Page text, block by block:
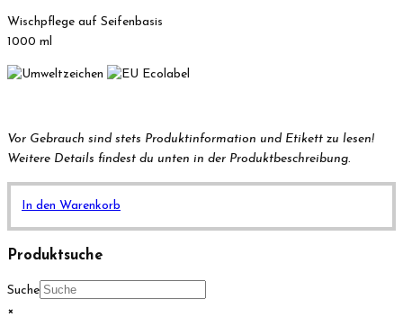
Wischpflege auf Seifenbasis
1000 ml
Vor Gebrauch sind stets Produktinformation und Etikett zu lesen!
Weitere Details findest du unten in der Produktbeschreibung.
In den Warenkorb
Produktsuche
Suche
×